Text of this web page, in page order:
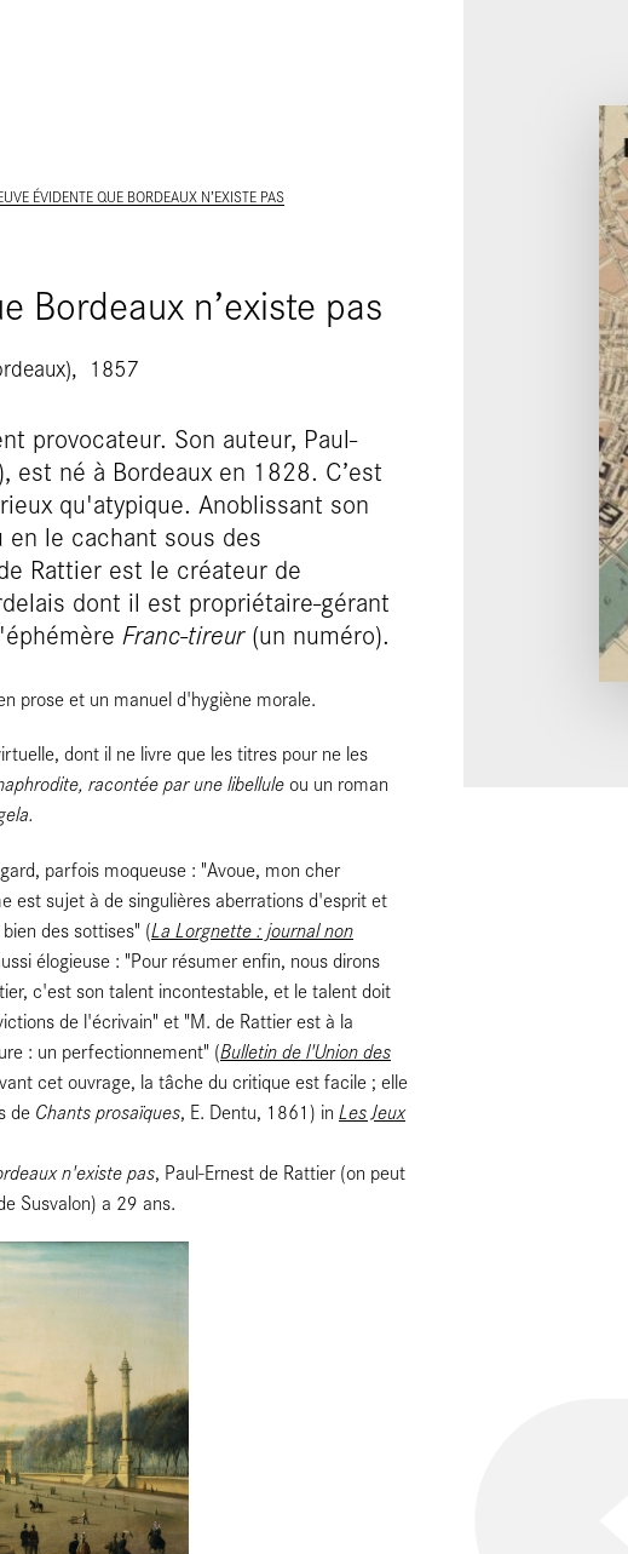
ÉVIDENTE QUE BORDEAUX N’EXISTE PAS
Bordeaux n’existe pas
1857
provocateur. Son auteur, Paul-
est né à Bordeaux en 1828. C’est
qu'atypique. Anoblissant son
le cachant sous des
Rattier est le créateur de
dont il est propriétaire-gérant
Franc-tireur(un numéro).
prose et un manuel d'hygiène morale.
dont il ne livre que les titres pour ne les
racontée par une libelluleou un roman
parfois moqueuse : "Avoue, mon cher
est sujet à de singulières aberrations d'esprit et
des sottises" (La Lorgnette : journal non
élogieuse : "Pour résumer enfin, nous dirons
c'est son talent incontestable, et le talent doit
de l'écrivain" et "M. de Rattier est à la
: un perfectionnement" (Bulletin de l'Union des
cet ouvrage, la tâche du critique est facile ; elle
de Chants prosaïques, E. Dentu, 1861) in Les Jeux
n'existe pas, Paul-Ernest de Rattier (on peut
Susvalon) a 29 ans.